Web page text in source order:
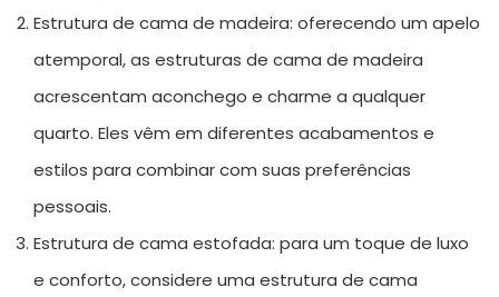
Estrutura de cama de madeira: oferecendo um apelo
atemporal, as estruturas de cama de madeira
acrescentam aconchego e charme a qualquer
quarto. Eles vêm em diferentes acabamentos e
estilos para combinar com suas preferências
pessoais.
Estrutura de cama estofada: para um toque de luxo
e conforto, considere uma estrutura de cama